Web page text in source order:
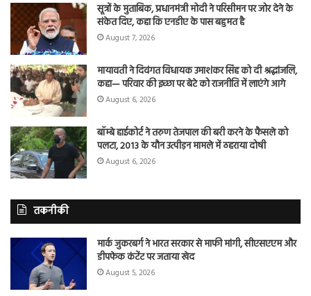
सूत्रों के मुताबिक, प्रधानमंत्री मोदी ने परिसीमन पर जोर देने के
संकेत दिए, कहा कि एनडीए के पास बहुमत है
August 7, 2026
मायावती ने दिवंगत विधायक उमाशंकर सिंह को दी श्रद्धांजलि,
कहा— परिवार की इच्छा पर बेटे को राजनीति में लाएंगे आगे
August 6, 2026
बॉम्बे हाईकोर्ट ने तरुण तेजपाल की बरी करने के फैसले को
पलटा, 2013 के यौन उत्पीड़न मामले में ठहराया दोषी
August 6, 2026
तकनीकी
मार्क जुकरबर्ग ने भारत सरकार से माफी मांगी, सीएसएएम और
डीपफेक कंटेंट पर जताया खेद
August 5, 2026